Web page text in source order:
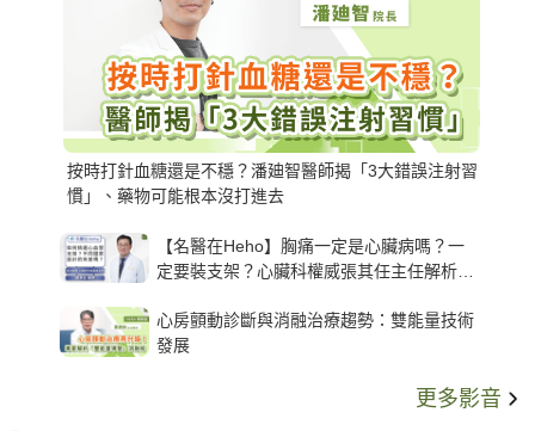
按時打針血糖還是不穩？潘廸智醫師揭「3大錯誤注射習
慣」、藥物可能根本沒打進去
【名醫在Heho】胸痛一定是心臟病嗎？一
定要裝支架？心臟科權威張其任主任解析支
心房顫動診斷與消融治療趨勢：雙能量技術
發展
更多影音